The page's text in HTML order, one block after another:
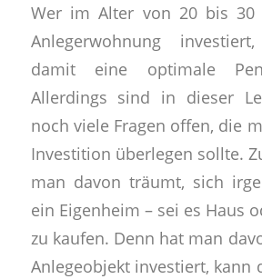
Wer im Alter von 20 bis 30
Anlegerwohnung
damit eine optimale
Allerdings sind in dieser
noch viele Fragen offen, die
Investition überlegen sollte.
man davon träumt, sich
ein Eigenheim – sei es Haus
zu kaufen. Denn hat man
Anlegeobjekt investiert, kann